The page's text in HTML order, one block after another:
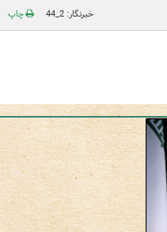
خبرنگار: 2_44 چاپ